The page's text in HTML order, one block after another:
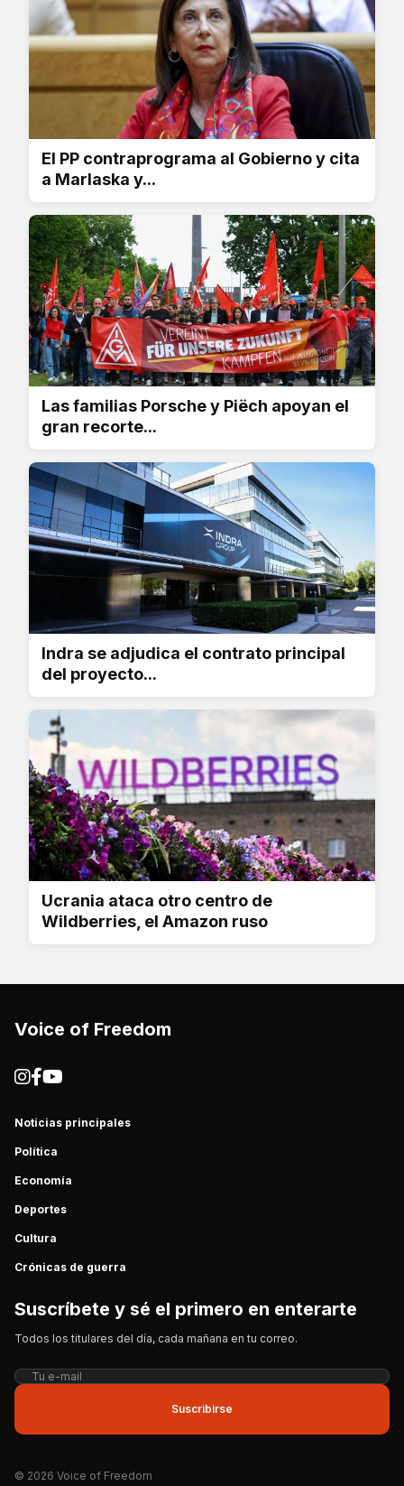
El PP contraprograma al Gobierno y cita
a Marlaska y...
Las familias Porsche y Piëch apoyan el
gran recorte...
Indra se adjudica el contrato principal
del proyecto...
Ucrania ataca otro centro de
Wildberries, el Amazon ruso
Voice of Freedom
Noticias principales
Política
Economía
Deportes
Cultura
Crónicas de guerra
Suscríbete y sé el primero en enterarte
Todos los titulares del día, cada mañana en tu correo.
Suscribirse
© 2026 Voice of Freedom